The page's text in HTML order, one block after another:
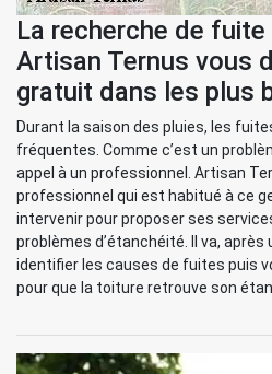
La recherche de
Artisan Ternus vous
gratuit dans les plus
Durant la saison des pluies, les
fréquentes. Comme c’est un
appel à un professionnel. Artisan
professionnel qui est habitué à ce
intervenir pour proposer ses
problèmes d’étanchéité. Il va,
identifier les causes de fuites puis
pour que la toiture retrouve son